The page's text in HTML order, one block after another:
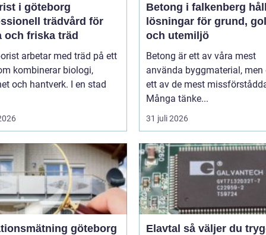
i göteborg
trädvård för
och friska träd
arbetar med träd på ett
kombinerar biologi,
och hantverk. I en stad
Betong i falkenberg hållbara
lösningar för grund,
och utemiljö
Betong är ett av våra mest
använda byggmaterial, men
ett av de mest
Många tänke...
31 juli 2026
göteborg
Elavtal så väljer du tryggt